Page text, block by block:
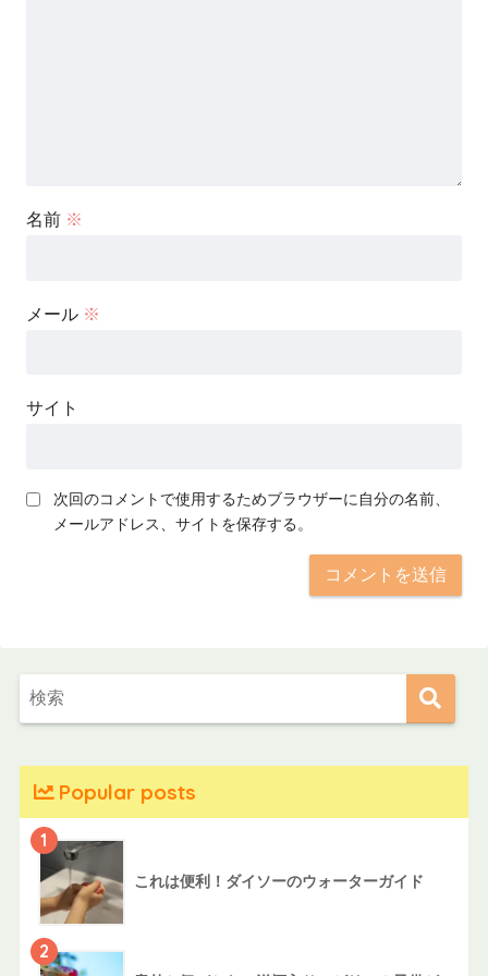
名前 ※
メール ※
サイト
次回のコメントで使用するためブラウザーに自分の名前、
メールアドレス、サイトを保存する。
Popular posts
1
これは便利！ダイソーのウォーターガイド
2